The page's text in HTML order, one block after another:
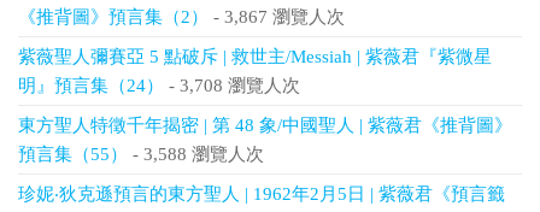
《推背圖》預言集（2）
- 3,867 瀏覽人次
紫薇聖人彌賽亞 5 點破斥 | 救世主/Messiah | 紫薇君『紫微星
明』預言集（24）
- 3,708 瀏覽人次
東方聖人特徵千年揭密 | 第 48 象/中國聖人 | 紫薇君《推背圖》
預言集（55）
- 3,588 瀏覽人次
珍妮‧狄克遜預言的東方聖人 | 1962年2月5日 | 紫薇君《預言籤